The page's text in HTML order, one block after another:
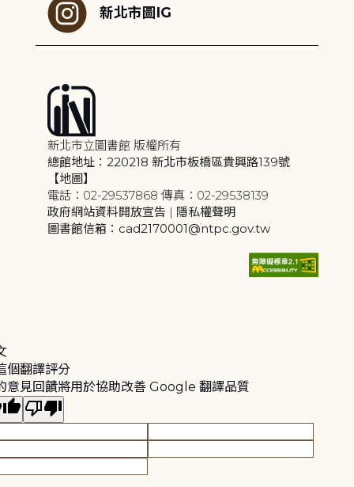
新北市圖IG
新北市立圖書館 版權所有
總館地址：220218 新北市板橋區貴興路139號
【地圖】
電話：02-29537868 傳真：02-29538139
政府網站資料開放宣告 | 隱私權聲明
圖書館信箱：cad2170001@ntpc.gov.tw
個翻譯評分
意見回饋將用於協助改善 Google 翻譯品質